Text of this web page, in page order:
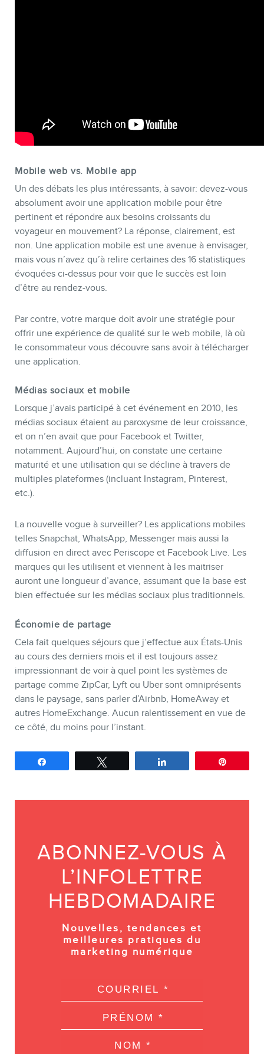
Mobile web vs. Mobile app
Un des débats les plus intéressants, à savoir: devez-vous
absolument avoir une application mobile pour être
pertinent et répondre aux besoins croissants du
voyageur en mouvement? La réponse, clairement, est
non. Une application mobile est une avenue à envisager,
mais vous n’avez qu’à relire certaines des 16 statistiques
évoquées ci-dessus pour voir que le succès est loin
d’être au rendez-vous.
Par contre, votre marque doit avoir une stratégie pour
offrir une expérience de qualité sur le web mobile, là où
le consommateur vous découvre sans avoir à télécharger
une application.
Médias sociaux et mobile
Lorsque j’avais participé à cet événement en 2010, les
médias sociaux étaient au paroxysme de leur croissance,
et on n’en avait que pour Facebook et Twitter,
notamment. Aujourd’hui, on constate une certaine
maturité et une utilisation qui se décline à travers de
multiples plateformes (incluant Instagram, Pinterest,
etc.).
La nouvelle vogue à surveiller? Les applications mobiles
telles Snapchat, WhatsApp, Messenger mais aussi la
diffusion en direct avec Periscope et Facebook Live. Les
marques qui les utilisent et viennent à les maitriser
auront une longueur d’avance, assumant que la base est
bien effectuée sur les médias sociaux plus traditionnels.
Économie de partage
Cela fait quelques séjours que j’effectue aux États-Unis
au cours des derniers mois et il est toujours assez
impressionnant de voir à quel point les systèmes de
partage comme ZipCar, Lyft ou Uber sont omniprésents
dans le paysage, sans parler d’Airbnb, HomeAway et
autres HomeExchange. Aucun ralentissement en vue de
ce côté, du moins pour l’instant.
ABONNEZ-VOUS À
L’INFOLETTRE
HEBDOMADAIRE
Nouvelles, tendances et
meilleures pratiques du
marketing numérique